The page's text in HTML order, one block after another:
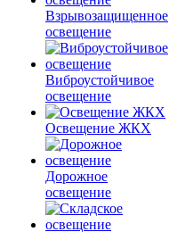
Взрывозащищенное
освещение
Виброустойчивое
освещение
Освещение ЖКХ
Дорожное
освещение